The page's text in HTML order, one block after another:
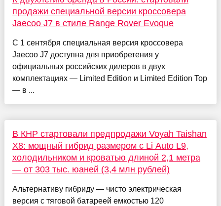
продажи специальной версии кроссовера
Jaecoo J7 в стиле Range Rover Evoque
C 1 сентября специальная версия кроссовера
Jaecoo J7 доступна для приобретения у
официальных российских дилеров в двух
комплектациях — Limited Edition и Limited Edition Top
— в ...
В КНР стартовали предпродажи Voyah Taishan
X8: мощный гибрид размером с Li Auto L9,
холодильником и кроватью длиной 2,1 метра
— от 303 тыс. юаней (3,4 млн рублей)
Альтернативу гибриду — чисто электрическая
версия с тяговой батареей емкостью 120